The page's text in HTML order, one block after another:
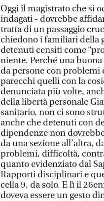
Oggi il magistrato che si
indagati - dovrebbe
tratta di un passaggio
chiedono i familiari della
detenuti censiti come
niente. Perché una
da persone con problemi
parecchi quelli con la
denunciata più volte,
della libertà personale
sanitario, non ci sono
anche che detenuti con
dipendenze non
da una sezione all’altra,
problemi, difficoltà,
quanto evidenziato dal
Rapporti disciplinari e
cella 9, da solo. E lì il
doveva essere un gesto